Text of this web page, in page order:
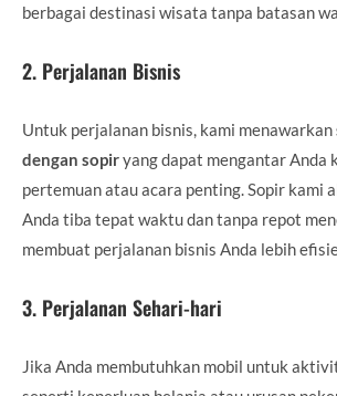
berbagai destinasi wisata tanpa batasan
2. Perjalanan Bisnis
Untuk perjalanan bisnis, kami menawarkan
dengan sopiryang dapat mengantar Anda
pertemuan atau acara penting. Sopir kami
Anda tiba tepat waktu dan tanpa repot
membuat perjalanan bisnis Anda lebih
3. Perjalanan Sehari-hari
Jika Anda membutuhkan mobil untuk